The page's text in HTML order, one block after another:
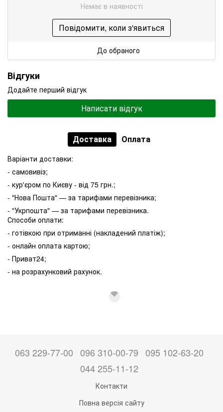
Немає в наявності
Повідомити, коли з'явиться
До обраного
Відгуки
Додайте перший відгук
Написати відгук
Доставка Оплата
Варіанти доставки:
- самовивіз;
- кур'єром по Києву - від 75 грн.;
- "Нова Пошта" — за тарифами перевізника;
- "Укрпошта" — за тарифами перевізника.
Способи оплати:
- готівкою при отриманні (накладений платіж);
- онлайн оплата картою;
- Приват24;
- на розрахунковий рахунок.
063 229-77-00 096 310-00-79 095 102-63-20
044 255-11-12
Контакти
Повна версія сайту